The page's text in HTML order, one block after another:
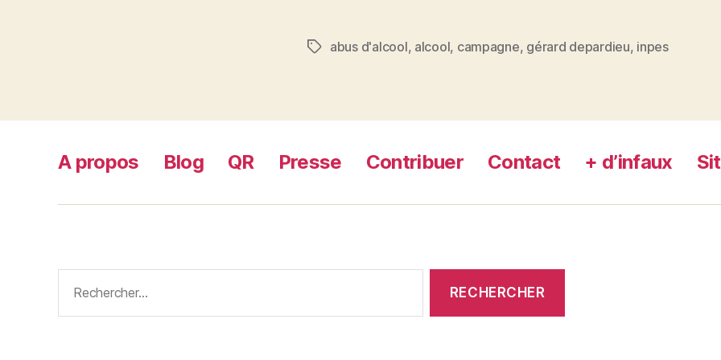
Étiquettes
abus d'alcool, alcool, campagne, gérard depardieu, inpes
A propos Blog QR Presse Contribuer Contact + d’infaux